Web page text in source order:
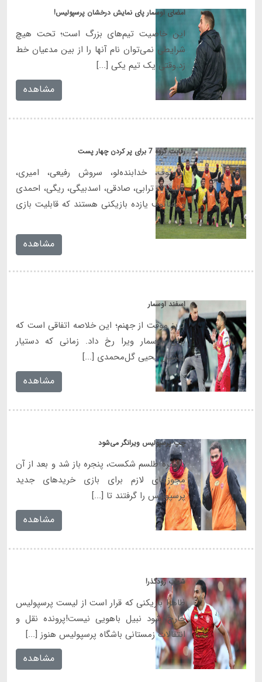
امضای اوسمار پای نمایش درخشان پرسپولیس!
این خاصیت تیم‌های بزرگ است؛ تحت هیچ
شرایطی نمی‌توان نام آنها را از بین مدعیان خط
زد.وقتی یک تیم یکی [...]
مشاهده
رقابت گروه 7 برای پر کردن چهار پست
اورونوف، خدابنده‌لو، سروش رفیعی، امیری،
عالیشاه، ترابی، صادقی، اسدبیگی، ریگی، احمدی
و هنانوف یازده بازیکنی هستند که قابلیت بازی
در [...]
مشاهده
اسفند اوسمار
گریز موقت از جهنم؛ این خلاصه اتفاقی است که
برای اوسمار ویرا رخ داد. زمانی که دستیار
پیشین یحیی گل‌محمدی [...]
مشاهده
چپ پرسپولیس ویرانگر می‌شود
بالاخره طلسم شکست، پنجره باز شد و بعد از آن
مجوزهای لازم برای بازی خریدهای جدید
پرسپولیس را گرفتند تا [...]
مشاهده
شهاب زودگذر!
ظاهرا بازیکنی که قرار است از لیست پرسپولیس
خارج شود نبیل باهویی نیست!پرونده نقل و
انتقالات زمستانی باشگاه پرسپولیس هنوز [...]
مشاهده